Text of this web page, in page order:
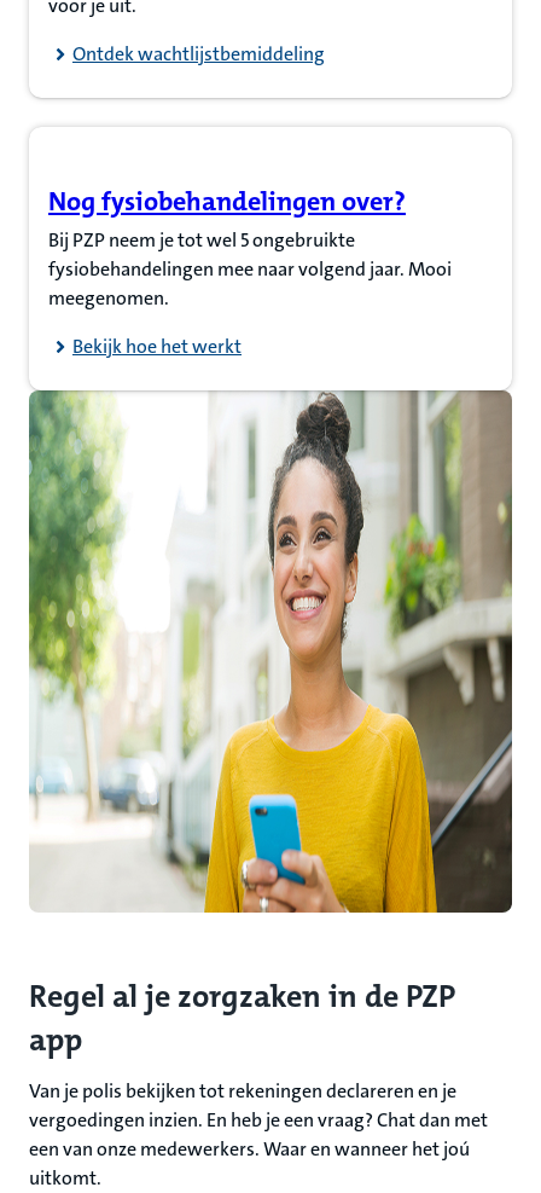
voor je uit.
Ontdek wachtlijstbemiddeling
Nog fysiobehandelingen over?
(Opent in nieuw tabblad)
Bij PZP neem je tot wel 5 ongebruikte
fysiobehandelingen mee naar volgend jaar. Mooi
meegenomen.
Bekijk hoe het werkt
Regel al je zorgzaken in de PZP
app
Van je polis bekijken tot rekeningen declareren en je
vergoedingen inzien. En heb je een vraag? Chat dan met
een van onze medewerkers. Waar en wanneer het joú
uitkomt.